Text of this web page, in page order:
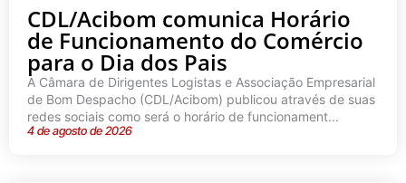
CDL/Acibom comunica Horário
de Funcionamento do Comércio
para o Dia dos Pais
A Câmara de Dirigentes Logistas e Associação Empresarial
de Bom Despacho (CDL/Acibom) publicou através de suas
redes sociais como será o horário de funcionament...
4 de agosto de 2026